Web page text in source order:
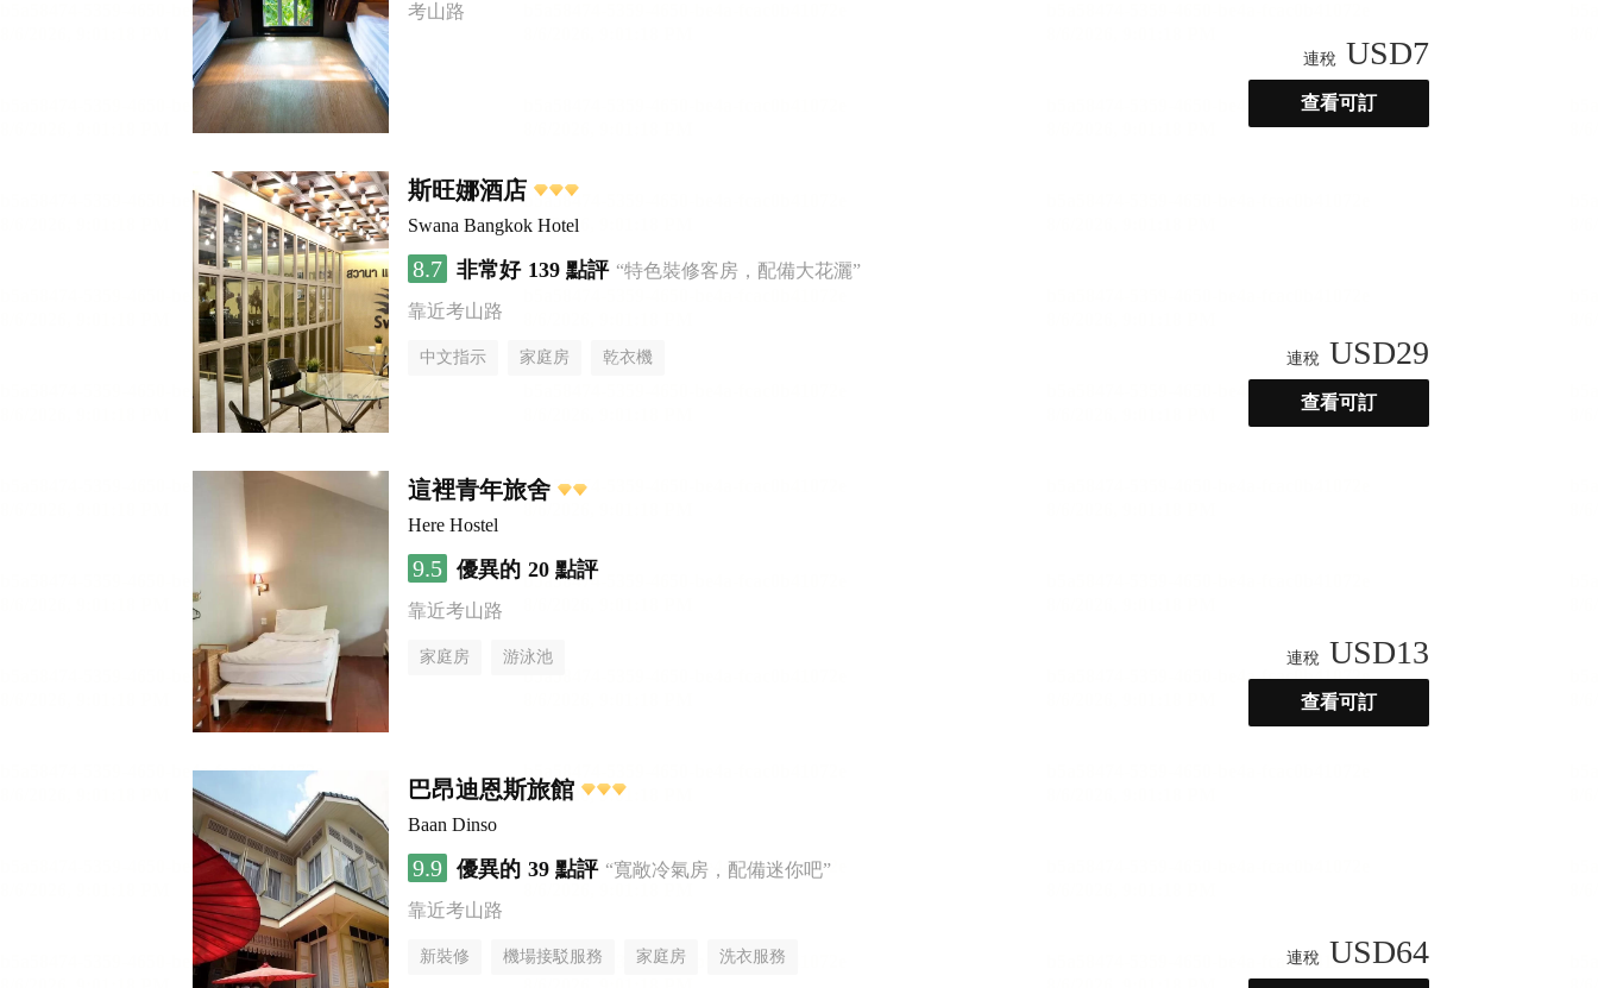
考山路
連稅 USD7
查看可訂
斯旺娜酒店
Swana Bangkok Hotel
8.7 非常好 139 點評 “特色裝修客房，配備大花灑”
靠近考山路
中文指示 家庭房 乾衣機 連稅 USD29
查看可訂
這裡青年旅舍
Here Hostel
9.5 優異的 20 點評
靠近考山路
家庭房 游泳池 連稅 USD13
查看可訂
巴昂迪恩斯旅館
Baan Dinso
9.9 優異的 39 點評 “寬敞冷氣房，配備迷你吧”
靠近考山路
新裝修 機場接駁服務 家庭房 洗衣服務 連稅 USD64